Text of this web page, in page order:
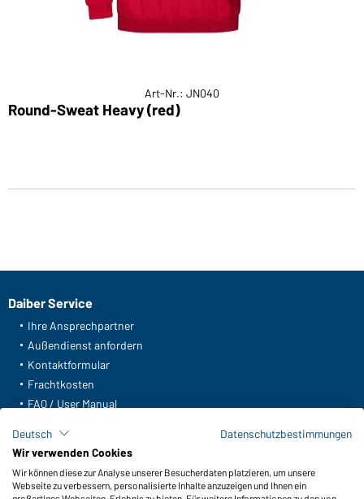
Art-Nr.: JN040
Round-Sweat Heavy (red)
Daiber Service
Ihre Ansprechpartner
Außendienst anfordern
Kontaktformular
Frachtkosten
FAQ / User Manual
Meldeportal nach Hinweisgeberschutz
Funktionen & Pflege
Deutsch
Datenschutzbestimmungen
Wir verwenden Cookies
Wir können diese zur Analyse unserer Besucherdaten platzieren, um unsere
Webseite zu verbessern, personalisierte Inhalte anzuzeigen und Ihnen ein